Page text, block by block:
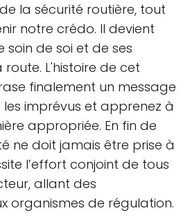
la sécurité routière, tout
notre crédo. Il devient
de soi et de ses
L'histoire de cet
finalement un message
les imprévus et apprenez à
appropriée. En fin de
ne doit jamais être prise à
l’effort conjoint de tous
allant des
organismes de régulation.